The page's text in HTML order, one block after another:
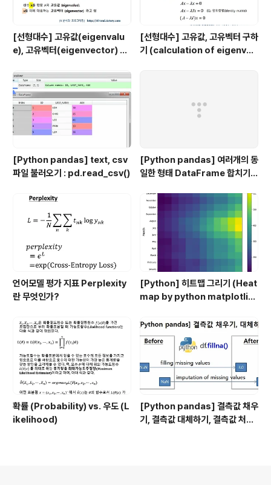
[선형대수] 고유값(eigenvalu
e), 고유벡터(eigenvector) 의
[선형대수] 고유값, 고유벡터 구하
기 (calculation of eigenval
[Python pandas] text, csv
파일 불러오기 : pd.read_csv()
[Python pandas] 여러개의 동
일한 형태 DataFrame 합치기 :
언어모델 평가 지표 Perplexity
란 무엇인가?
[Python] 히트맵 그리기 (Heat
map by python matplotlib,
확률 (Probability) vs. 우도 (L
ikelihood)
[Python pandas] 결측값 채우
기, 결측값 대체하기, 결측값 처리